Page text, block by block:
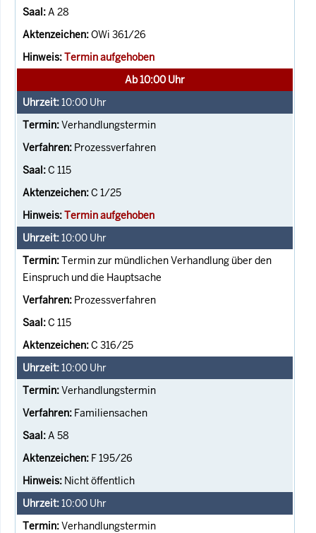
A 28
OWi 361/26
Termin aufgehoben
Ab 10:00 Uhr
10:00 Uhr
Verhandlungstermin
Prozessverfahren
C 115
C 1/25
Termin aufgehoben
10:00 Uhr
Termin zur mündlichen Verhandlung über den
Einspruch und die Hauptsache
Prozessverfahren
C 115
C 316/25
10:00 Uhr
Verhandlungstermin
Familiensachen
A 58
F 195/26
Nicht öffentlich
10:00 Uhr
Verhandlungstermin